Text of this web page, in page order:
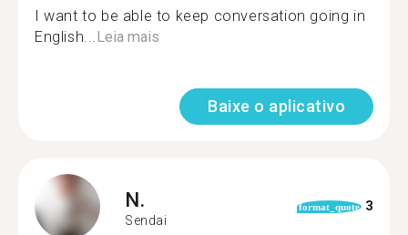
I want to be able to keep conversation going in
English... Leia mais
Baixe o aplicativo
N.
Sendai
format_quote 3